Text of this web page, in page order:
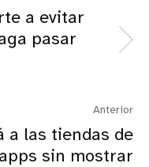
a evitar
pasar
Anterior
a las tiendas de
sin mostrar